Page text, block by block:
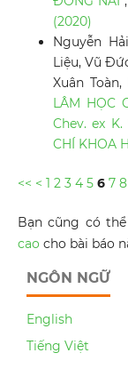
(2020)
Nguyễn
Liệu, Vũ
Xuân
LÂM HỌC
Chev. ex K.
CHÍ KHOA
<< < 1 2 3 4 5 6 7 8
Bạn cũng có thể
cao cho bài báo
NGÔN NGỮ
English
Tiếng Việt